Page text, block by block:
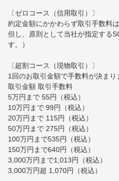
〔ゼロコース（信用取引）〕
約定金額にかかわらず取引手数料
但し、原則として当社が指定する
す。）
〔超割コース（現物取引）〕
1回のお取引金額で手数料が決まり
取引金額 取引手数料
5万円まで 55円（税込）
10万円まで 99円（税込）
20万円まで 115円（税込）
50万円まで 275円（税込）
100万円まで535円（税込）
150万円まで640円（税込）
3,000万円まで1,013円（税込）
3,000万円超 1,070円（税込）